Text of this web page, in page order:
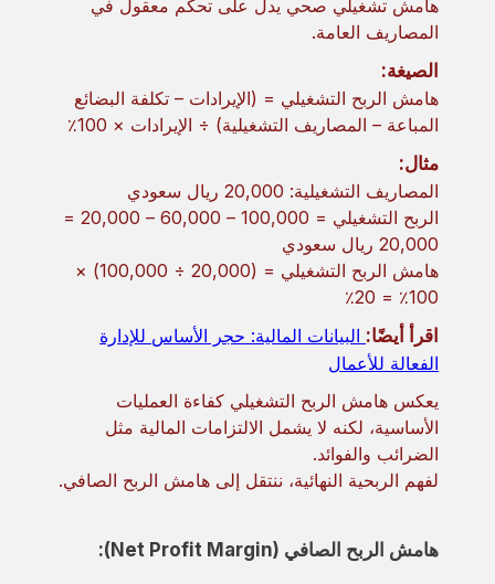
هامش تشغيلي صحي يدل على تحكم معقول في
المصاريف العامة.
الصيغة:
هامش الربح التشغيلي = (الإيرادات – تكلفة البضائع
المباعة – المصاريف التشغيلية) ÷ الإيرادات × 100٪
مثال:
المصاريف التشغيلية: 20,000 ريال سعودي
الربح التشغيلي = 100,000 – 60,000 – 20,000 =
20,000 ريال سعودي
هامش الربح التشغيلي = (20,000 ÷ 100,000) ×
100٪ = 20٪
اقرأ أيضًا: البيانات المالية: حجر الأساس للإدارة
الفعالة للأعمال
يعكس هامش الربح التشغيلي كفاءة العمليات
الأساسية، لكنه لا يشمل الالتزامات المالية مثل
الضرائب والفوائد.
لفهم الربحية النهائية، ننتقل إلى هامش الربح الصافي.
هامش الربح الصافي (Net Profit Margin):